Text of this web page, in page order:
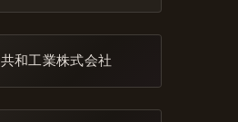
共和工業株式会社